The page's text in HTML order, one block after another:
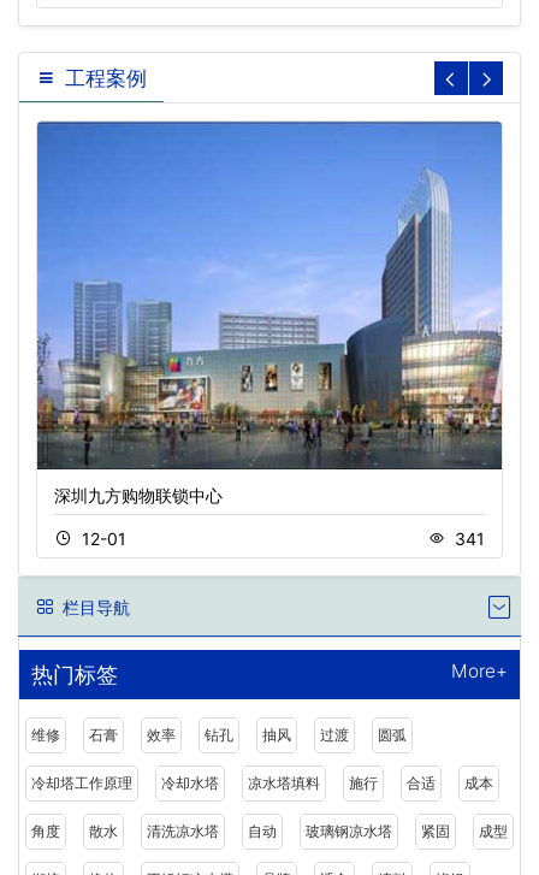
工程案例
深圳九方购物联锁中心
12-01 341
栏目导航
热门标签 More+
维修 石膏 效率 钻孔 抽风 过渡 圆弧
冷却塔工作原理 冷却水塔 凉水塔填料 施行 合适 成本
角度 散水 清洗凉水塔 自动 玻璃钢凉水塔 紧固 成型